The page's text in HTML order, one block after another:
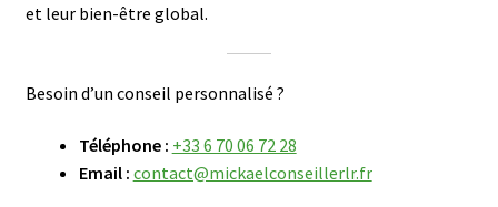
et leur bien-être global.
Besoin d’un conseil personnalisé ?
Téléphone : +33 6 70 06 72 28
Email : contact@mickaelconseillerlr.fr